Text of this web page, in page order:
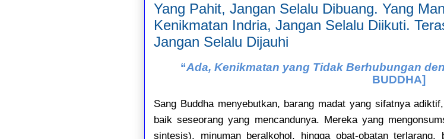
Yang Pahit, Jangan Selalu Dibuang. Yang
Kenikmatan Indria, Jangan Selalu Diikuti.
Jangan Selalu Dijauhi
“Ada, Kenikmatan yang Tidak Berhubungan
BUDDHA]
Sang Buddha menyebutkan, barang madat yang sifatnya
baik seseorang yang mencandunya. Mereka yang
sintesis), minuman beralkohol, hingga obat-obatan